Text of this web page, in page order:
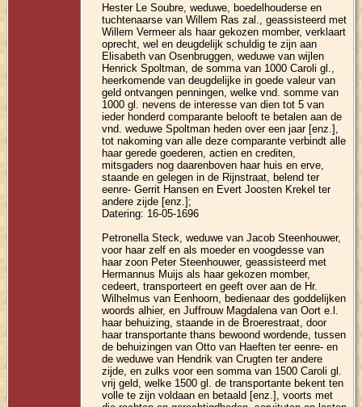
Hester Le Soubre, weduwe, boedelhouderse en
tuchtenaarse van Willem Ras zal., geassisteerd met
Willem Vermeer als haar gekozen momber, verklaart
oprecht, wel en deugdelijk schuldig te zijn aan
Elisabeth van Osenbruggen, weduwe van wijlen
Henrick Spoltman, de somma van 1000 Caroli gl.,
heerkomende van deugdelijke in goede valeur van
geld ontvangen penningen, welke vnd. somme van
1000 gl. nevens de interesse van dien tot 5 van
ieder honderd comparante belooft te betalen aan de
vnd. weduwe Spoltman heden over een jaar [enz.],
tot nakoming van alle deze comparante verbindt alle
haar gerede goederen, actien en crediten,
mitsgaders nog daarenboven haar huis en erve,
staande en gelegen in de Rijnstraat, belend ter
eenre- Gerrit Hansen en Evert Joosten Krekel ter
andere zijde [enz.];
Datering: 16-05-1696
Petronella Steck, weduwe van Jacob Steenhouwer,
voor haar zelf en als moeder en voogdesse van
haar zoon Peter Steenhouwer, geassisteerd met
Hermannus Muijs als haar gekozen momber,
cedeert, transporteert en geeft over aan de Hr.
Wilhelmus van Eenhoorn, bedienaar des goddelijken
woords alhier, en Juffrouw Magdalena van Oort e.l.
haar behuizing, staande in de Broerestraat, door
haar transportante thans bewoond wordende, tussen
de behuizingen van Otto van Haeften ter eenre- en
de weduwe van Hendrik van Crugten ter andere
zijde, en zulks voor een somma van 1500 Caroli gl.
vrij geld, welke 1500 gl. de transportante bekent ten
volle te zijn voldaan en betaald [enz.], voorts met